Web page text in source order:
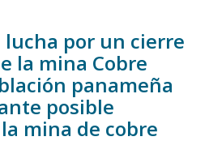
lucha por un cierre
la mina Cobre
panameña
posible
mina de cobre